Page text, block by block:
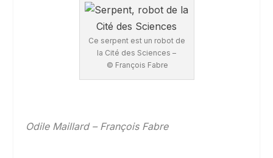
Ce serpent est un robot de
la Cité des Sciences –
© François Fabre
Odile Maillard – François Fabre